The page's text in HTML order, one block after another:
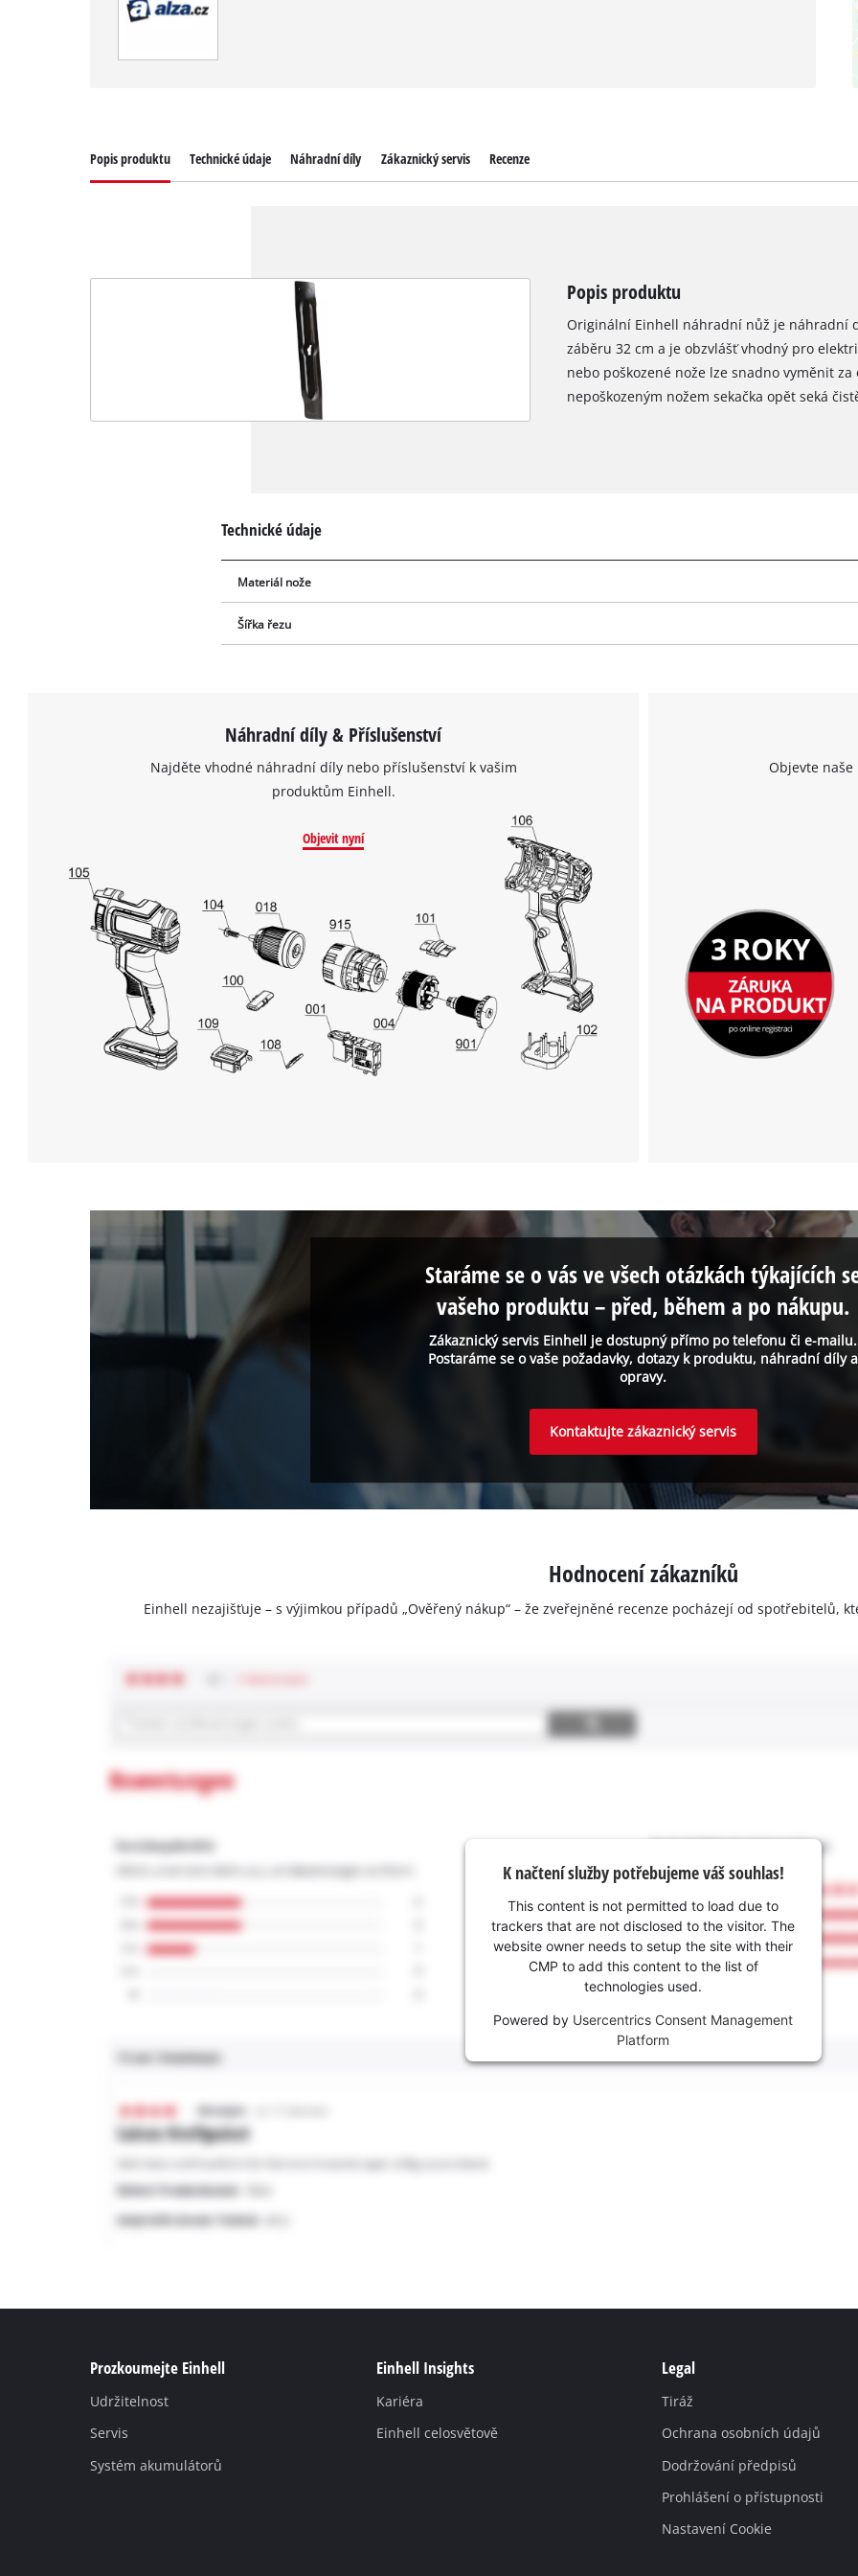
This content is not permitted to load due
to trackers that are not disclosed to the
visitor. The website owner needs to setup
the site with their CMP to add this content
to the list of technologies used.
Powered by
Usercentrics Consent
Management Platform
Popis produktu Technické údaje Náhradní díly Zákaznický servis Recenze
Popis produktu
Originální Einhell náhradní nůž je náhradní
záběru 32 cm a je obzvlášť vhodný pro
nebo poškozené nože lze snadno vyměnit
nepoškozeným nožem sekačka opět seká
Technické údaje
Materiál nože
Šířka řezu
Náhradní díly & Příslušenství
Najděte vhodné náhradní díly nebo příslušenství k vašim
produktům Einhell.
Objevit nyní
Objevte
Zákaznický servis Einhell je dostupný přímo po telefonu či e-mailu.
Postaráme se o vaše požadavky, dotazy k produktu, náhradní díly a
opravy.
Staráme se o vás ve všech otázkách týkajících
vašeho produktu – před, během a po nákupu.
Kontaktujte zákaznický servis
Hodnocení zákazníků
Einhell nezajišťuje – s výjimkou případů „Ověřený nákup“ – že zveřejněné recenze pocházejí od spotřebitelů,
K načtení služby potřebujeme váš souhlas!
This content is not permitted to load due to
trackers that are not disclosed to the visitor. The
website owner needs to setup the site with their
CMP to add this content to the list of
technologies used.
Powered by Usercentrics Consent Management
Platform
Prozkoumejte Einhell
Udržitelnost
Servis
Systém akumulátorů
Einhell Insights
Kariéra
Einhell celosvětově
Legal
Tiráž
Ochrana osobních údajů
Dodržování předpisů
Prohlášení o přístupnosti
Nastavení Cookie